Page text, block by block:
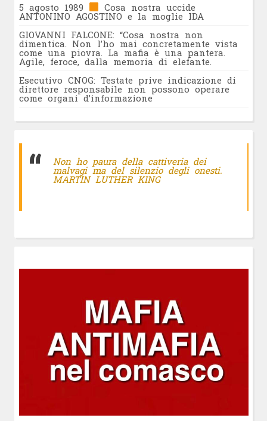
5 agosto 1989
Cosa nostra uccide
ANTONINO AGOSTINO e la moglie IDA
GIOVANNI FALCONE: “Cosa nostra non
dimentica. Non l’ho mai concretamente vista
come una piovra. La mafia è una pantera.
Agile, feroce, dalla memoria di elefante.
Esecutivo CNOG: Testate prive indicazione di
direttore responsabile non possono operare
come organi d’informazione
Non ho paura della cattiveria dei
malvagi ma del silenzio degli onesti.
MARTIN LUTHER KING